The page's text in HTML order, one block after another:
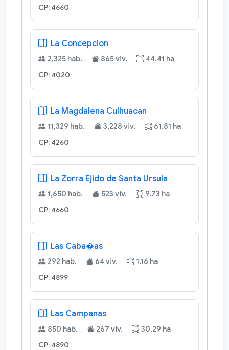
CP: 4660
La Concepcion
2,325 hab. 865 viv. 44.41 ha
CP: 4020
La Magdalena Culhuacan
11,329 hab. 3,228 viv. 61.81 ha
CP: 4260
La Zorra Ejido de Santa Ursula
1,650 hab. 523 viv. 9.73 ha
CP: 4660
Las Caba�as
292 hab. 64 viv. 1.16 ha
CP: 4899
Las Campanas
850 hab. 267 viv. 30.29 ha
CP: 4890